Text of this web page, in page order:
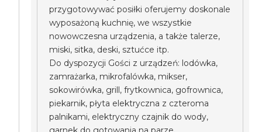
przygotowywać posiłki oferujemy doskonale
wyposażoną kuchnię, we wszystkie
nowowczesna urządzenia, a także talerze,
miski, sitka, deski, sztućce itp.
Do dyspozycji Gości z urządzeń: lodówka,
zamrażarka, mikrofalówka, mikser,
sokowirówka, grill, frytkownica, gofrownica,
piekarnik, płyta elektryczna z czteroma
palnikami, elektryczny czajnik do wody,